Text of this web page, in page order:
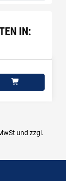
IN:
und zzgl.